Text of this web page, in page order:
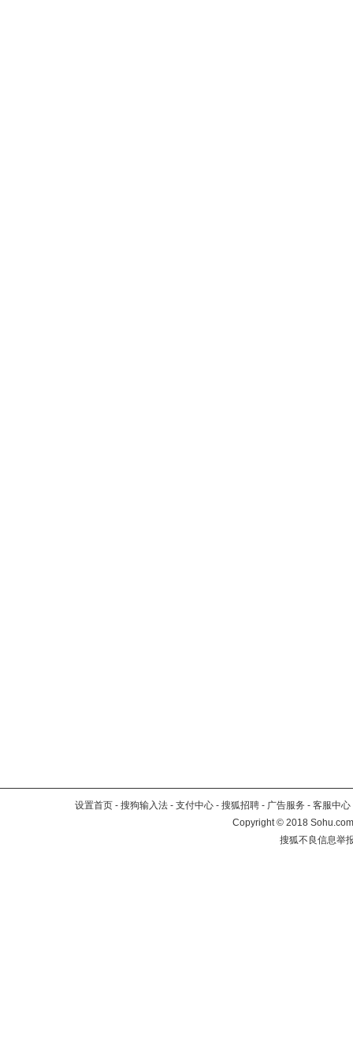
设置首页 - 搜狗输入法 - 支付中心 - 搜狐招聘 - 广告服务 - 客服中心
Copyright©2018
搜狐不良信息举